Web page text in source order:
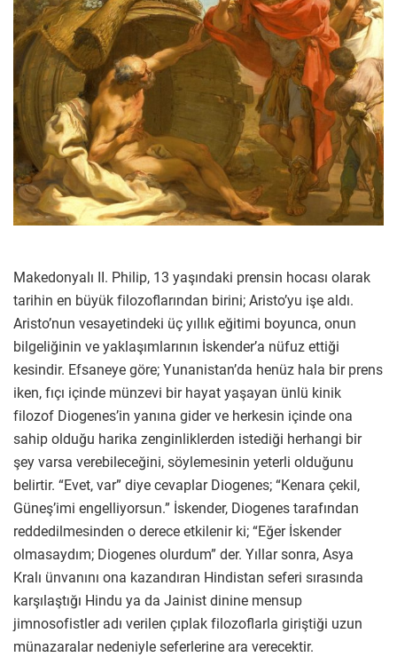
Makedonyalı II. Philip, 13 yaşındaki prensin hocası olarak
tarihin en büyük filozoflarından birini; Aristo’yu işe aldı.
Aristo’nun vesayetindeki üç yıllık eğitimi boyunca, onun
bilgeliğinin ve yaklaşımlarının İskender’a nüfuz ettiği
kesindir. Efsaneye göre; Yunanistan’da henüz hala bir prens
iken, fıçı içinde münzevi bir hayat yaşayan ünlü kinik
filozof Diogenes’in yanına gider ve herkesin içinde ona
sahip olduğu harika zenginliklerden istediği herhangi bir
şey varsa verebileceğini, söylemesinin yeterli olduğunu
belirtir. “Evet, var” diye cevaplar Diogenes; “Kenara çekil,
Güneş’imi engelliyorsun.” İskender, Diogenes tarafından
reddedilmesinden o derece etkilenir ki; “Eğer İskender
olmasaydım; Diogenes olurdum” der. Yıllar sonra, Asya
Kralı ünvanını ona kazandıran Hindistan seferi sırasında
karşılaştığı Hindu ya da Jainist dinine mensup
jimnosofistler adı verilen çıplak filozoflarla giriştiği uzun
münazaralar nedeniyle seferlerine ara verecektir.